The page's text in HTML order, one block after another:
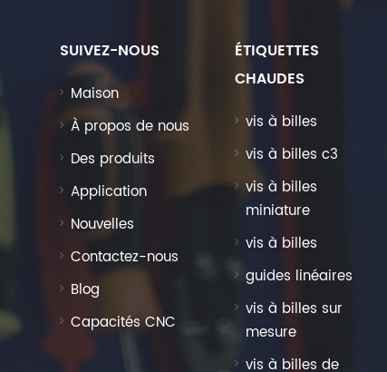
SUIVEZ-NOUS
Maison
À propos de nous
Des produits
Application
Nouvelles
Contactez-nous
Blog
Capacités CNC
ÉTIQUETTES
CHAUDES
vis à billes
vis à billes c3
vis à billes
miniature
vis à billes
guides linéaires
vis à billes sur
mesure
vis à billes de